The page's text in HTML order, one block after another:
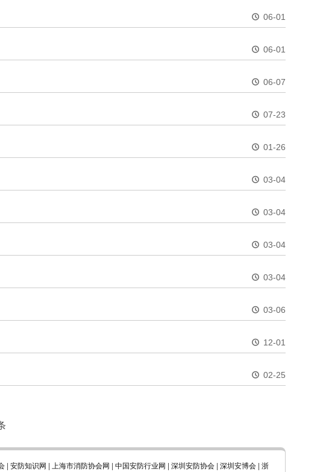
06-01
06-01
06-07
07-23
01-26
03-04
03-04
03-04
03-04
03-06
12-01
02-25
安防知识网 上海市消防协会网 中国安防行业网 深圳安防协会 深圳安博会 浙